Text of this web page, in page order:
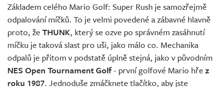
Základem celého Mario Golf: Super Rush je samozřejmě
odpalování míčků. To je velmi povedené a zábavné hlavně
proto, že THUNK, který se ozve po správném zasáhnutí
míčku je taková slast pro uši, jako málo co. Mechanika
odpalů je přitom v podstatě úplně stejná, jako v původním
NES Open Tournament Golf- první golfové Mario hře z
roku 1987. Jednoduše zmáčknete tlačítko, aby jste